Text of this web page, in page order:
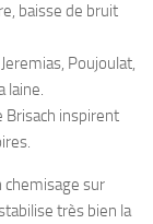
baisse de bruit
Poujoulat,
laine.
Brisach inspirent
chemisage sur
très bien la